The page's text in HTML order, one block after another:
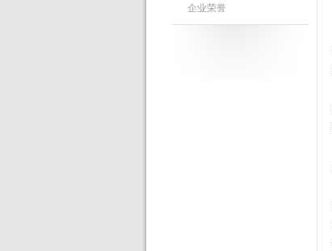
企业荣誉